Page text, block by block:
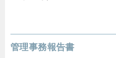
管理事務報告書